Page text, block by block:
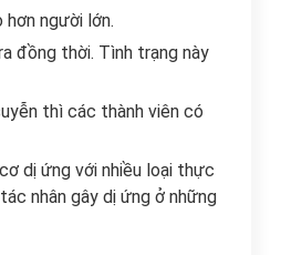
người lớn.
đồng thời. Tình trạng này
thì các thành viên có
dị ứng với nhiều loại thực
nhân gây dị ứng ở những